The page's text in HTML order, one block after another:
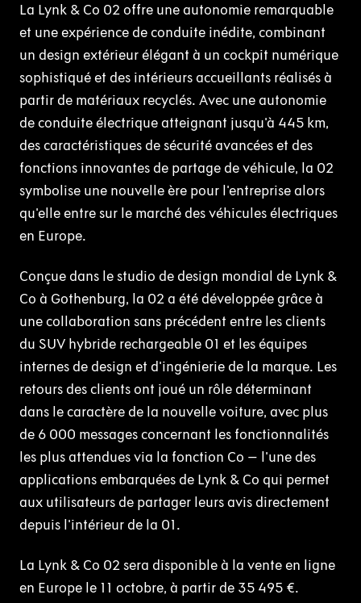
La Lynk & Co 02 offre une autonomie remarquable
et une expérience de conduite inédite, combinant
un design extérieur élégant à un cockpit numérique
sophistiqué et des intérieurs accueillants réalisés à
partir de matériaux recyclés. Avec une autonomie
de conduite électrique atteignant jusqu'à 445 km,
des caractéristiques de sécurité avancées et des
fonctions innovantes de partage de véhicule, la 02
symbolise une nouvelle ère pour l'entreprise alors
qu'elle entre sur le marché des véhicules électriques
en Europe.
Conçue dans le studio de design mondial de Lynk &
Co à Gothenburg, la 02 a été développée grâce à
une collaboration sans précédent entre les clients
du SUV hybride rechargeable 01 et les équipes
internes de design et d'ingénierie de la marque. Les
retours des clients ont joué un rôle déterminant
dans le caractère de la nouvelle voiture, avec plus
de 6 000 messages concernant les fonctionnalités
les plus attendues via la fonction Co – l'une des
applications embarquées de Lynk & Co qui permet
aux utilisateurs de partager leurs avis directement
depuis l'intérieur de la 01.
La Lynk & Co 02 sera disponible à la vente en ligne
en Europe le 11 octobre, à partir de 35 495 €.